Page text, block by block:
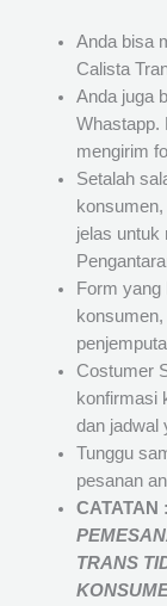
Anda bisa
Calista
Anda juga
Whastapp.
mengirim
Setalah
jelas untuk
Form yang
Costumer
konfirmasi
dan jadwal
Tunggu
pesanan
CATATAN :
TRANS